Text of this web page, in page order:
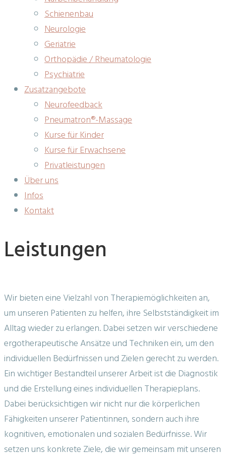
Schienenbau
Neurologie
Geriatrie
Orthopädie / Rheumatologie
Psychiatrie
Zusatzangebote
Neurofeedback
Pneumatron®-Massage
Kurse für Kinder
Kurse für Erwachsene
Privatleistungen
Über uns
Infos
Kontakt
Leistungen
Leistungen
Wir bieten eine Vielzahl von Therapiemöglichkeiten an,
um unseren Patienten zu helfen, ihre Selbstständigkeit im
Alltag wieder zu erlangen. Dabei setzen wir verschiedene
ergotherapeutische Ansätze und Techniken ein, um den
individuellen Bedürfnissen und Zielen gerecht zu werden.
Ein wichtiger Bestandteil unserer Arbeit ist die Diagnostik
und die Erstellung eines individuellen Therapieplans.
Dabei berücksichtigen wir nicht nur die körperlichen
Fähigkeiten unserer Patientinnen, sondern auch ihre
kognitiven, emotionalen und sozialen Bedürfnisse. Wir
setzen uns konkrete Ziele, die wir gemeinsam mit unseren